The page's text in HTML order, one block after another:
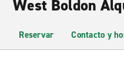
West Boldon
Reservar Contacto y